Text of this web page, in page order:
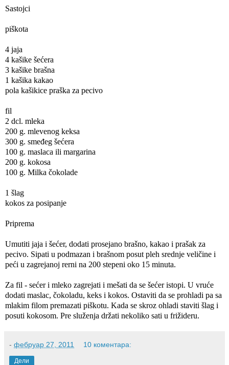
Sastojci
piškota
4 jaja
4 kašike šećera
3 kašike brašna
1 kašika kakao
pola kašikice praška za pecivo
fil
2 dcl. mleka
200 g. mlevenog keksa
300 g. smeđeg šećera
100 g. maslaca ili margarina
200 g. kokosa
100 g. Milka čokolade
1 šlag
kokos za posipanje
Priprema
Umutiti jaja i šećer, dodati prosejano brašno, kakao i prašak za
pecivo. Sipati u podmazan i brašnom posut pleh srednje veličine i
peći u zagrejanoj rerni na 200 stepeni oko 15 minuta.
Za fil - sećer i mleko zagrejati i mešati da se šećer istopi. U vruće
dodati maslac, čokoladu, keks i kokos. Ostaviti da se prohladi pa sa
mlakim filom premazati piškotu. Kada se skroz ohladi staviti šlag i
posuti kokosom. Pre služenja držati nekoliko sati u frižideru.
- фебруар 27, 2011 10 коментара:
Дели